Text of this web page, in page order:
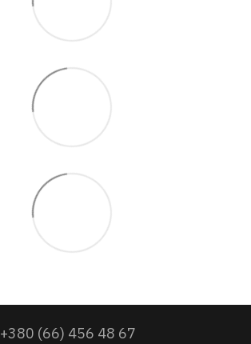
+380 (66) 456 48 67